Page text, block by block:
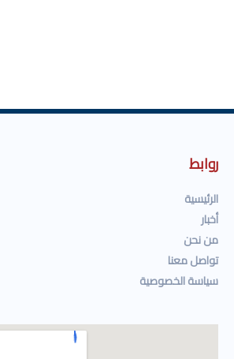
روابط
الرئيسية
أخبار
من نحن
تواصل معنا
سياسة الخصوصية